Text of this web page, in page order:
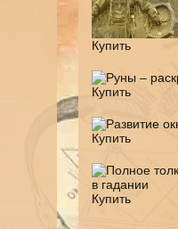
Купить
Купить
Купить
Купить